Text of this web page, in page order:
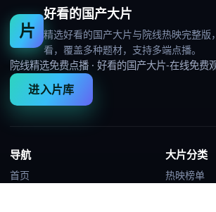
片
好看的国产大片
精选好看的国产大片与院线热映完整版
看，覆盖多种题材，支持多端点播。
院线精选免费点播 ·好看的国产大片-在线免费
进入片库
导航
首页
大片分类
热映榜单